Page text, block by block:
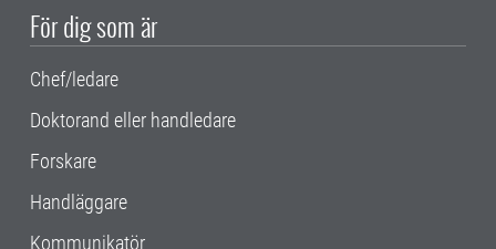
För dig som är
Chef/ledare
Doktorand eller handledare
Forskare
Handläggare
Kommunikatör